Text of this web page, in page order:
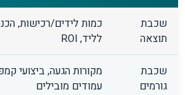
שכבת
תוצאה
כמות לידים/רכישות,
לליד, ROI
שכבת
גורמים
מקורות הגעה, ביצועי
עמודים מובילים